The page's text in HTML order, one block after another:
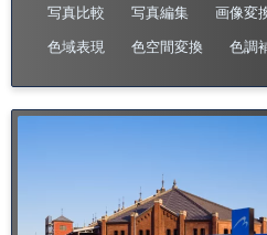
写真比較
写真編集 画像変
色域表現
色空間変換 色調